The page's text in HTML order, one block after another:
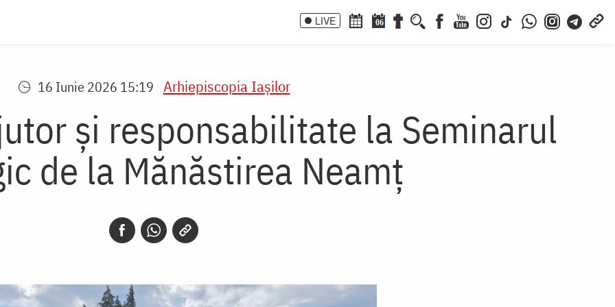
LIVE 06
16 Iunie 2026 15:19 Arhiepiscopia Iaşilor
și responsabilitate la Seminarul
de la Mănăstirea Neamț